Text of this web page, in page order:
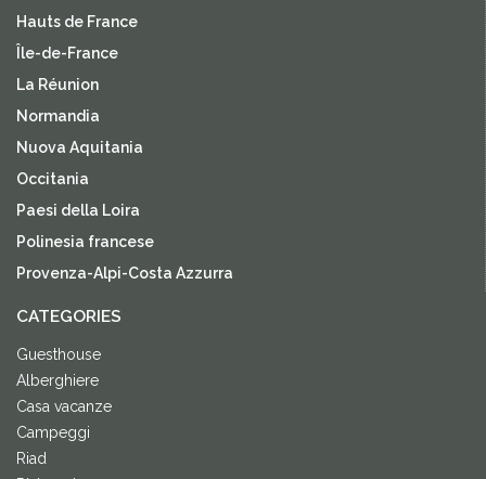
Hauts de France
Île-de-France
La Réunion
Normandia
Nuova Aquitania
Occitania
Paesi della Loira
Polinesia francese
Provenza-Alpi-Costa Azzurra
CATEGORIES
Guesthouse
Alberghiere
Casa vacanze
Campeggi
Riad